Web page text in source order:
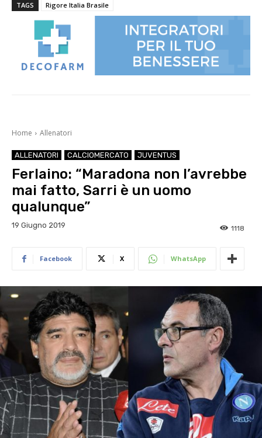
TAGS Rigore Italia Brasile